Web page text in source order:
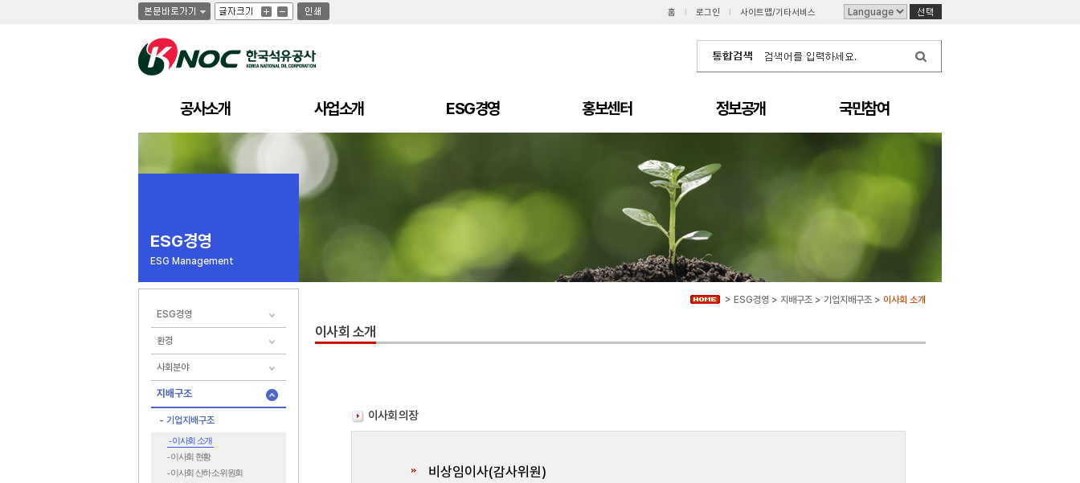
글
자
기
글
자
기
크
글
자
기
작
인
쇄
홈 I 로그인 I 사이트맵/기타서비스
공사소개 사업소개 ESG경영 홍보센터 정보공개 국민참여
ESG경영
ESG Management
ESG경영
환경
사회분야
지배구조
기업지배구조
- 이사회 소개
- 이사회 현황
- 이사회 산하 소위원회
> ESG경영 > 지배구조 > 기업지배구조 > 이사회 소개
이사회 소개
이사회 의장
비상임이사(감사위원)